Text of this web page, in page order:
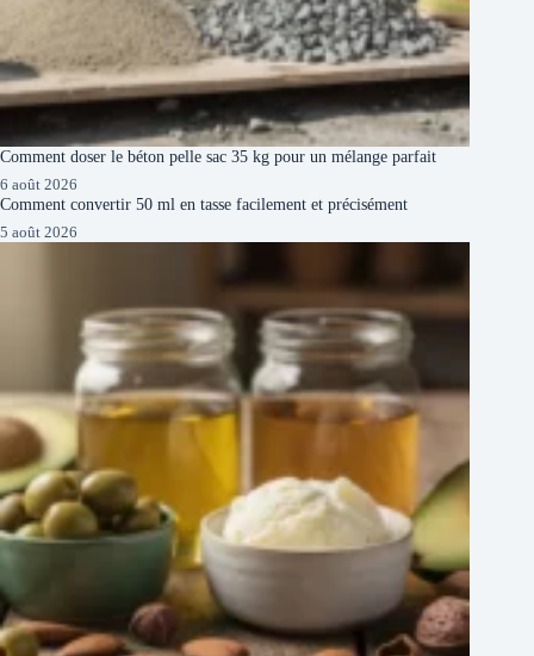
Comment doser le béton pelle sac 35 kg pour un mélange parfait
6 août 2026
Comment convertir 50 ml en tasse facilement et précisément
5 août 2026